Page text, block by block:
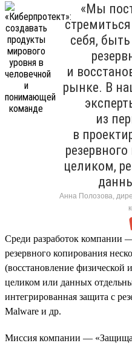
«Мы
себя,
и
рынке. В
из
в
целиком,
Анна Полозова,
Среди разработок компании
резервного копирования
(восстановление
целиком или данных
интегрированная защита с
Malware и др.
Миссия компании —